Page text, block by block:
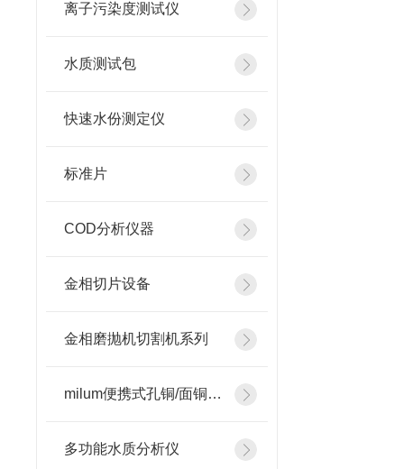
离子污染度测试仪
水质测试包
快速水份测定仪
标准片
COD分析仪器
金相切片设备
金相磨抛机切割机系列
milum便携式孔铜/面铜测厚仪
多功能水质分析仪